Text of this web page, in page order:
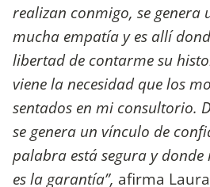
realizan conmigo, se genera
mucha empatía y es allí
libertad de contarme su
viene la necesidad que los
sentados en mi consultorio.
se genera un vínculo de
palabra está segura y donde
es la garantía”, afirma